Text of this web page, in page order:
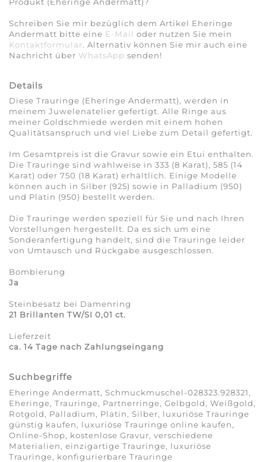
Produkt (Eheringe Andermatt)?
Schreiben Sie mir bezüglich dem Artikel Eheringe
Andermatt bitte eine E-Mail oder nutzen Sie mein
Kontaktformular. Alternativ können Sie mir auch eine
Nachricht über WhatsApp senden!
Details
Diese Trauringe (Eheringe Andermatt), werden in
meinem Juwelenatelier gefertigt. Alle Ringe aus
meiner Goldschmiede werden mit einem hohen
Qualitätsanspruch und viel Liebe zum Detail gefertigt.
Im Gesamtpreis ist die Gravur sowie ein Etui enthalten.
Die Trauringe sind wahlweise in 333 (8 Karat), 585 (14
Karat) oder 750 (18 Karat) erhältlich. Einige Modelle
können auch in Silber (925) sowie in Palladium (950)
und Platin (950) bestellt werden.
Die Trauringe werden speziell für Sie und nach Ihren
Vorstellungen hergestellt. Da es sich um eine
Sonderanfertigung handelt, sind die Trauringe leider
von Umtausch und Rückgabe ausgeschlossen.
Bombierung
Ja
Steinbesatz bei Damenring
21 Brillanten TW/SI 0,01 ct.
Lieferzeit
ca. 14 Tage nach Zahlungseingang
Suchbegriffe
Eheringe Andermatt, Schmuckmuschel-028323.928321,
Eheringe, Trauringe, Partnerringe, Gelbgold, Weißgold,
Rotgold, Palladium, Platin, Silber, luxuriöse Trauringe
günstig kaufen, luxuriöse Trauringe online kaufen,
Online-Shop, kostenlose Gravur, verschiedene
Materialien, einzigartige Trauringe, luxuriöse
Trauringe, konfigurierbare Trauringe